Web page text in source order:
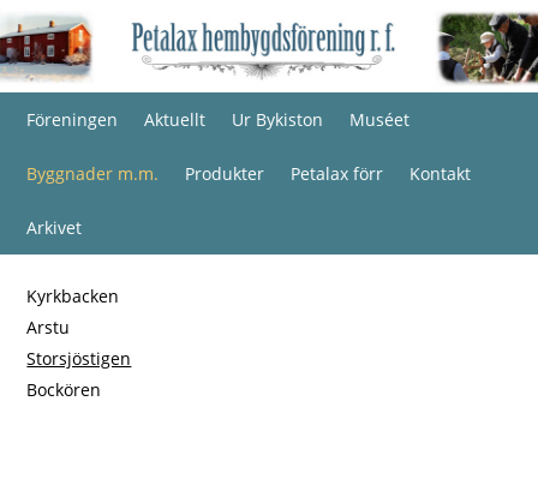
Föreningen Aktuellt Ur Bykiston Muséet
Byggnader m.m. Produkter Petalax förr Kontakt
Arkivet
Kyrkbacken
Arstu
Storsjöstigen
Bockören